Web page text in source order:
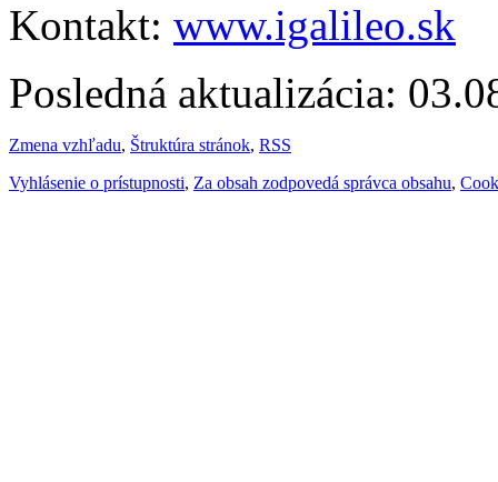
Kontakt: www.igalileo.sk
Posledná aktualizácia:
Zmena vzhľadu, Štruktúra stránok, RSS
Vyhlásenie o prístupnosti, Za obsah zodpovedá správca obsahu,